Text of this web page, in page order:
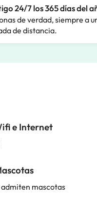
24/7 los 365 días del
de verdad, siempre a
de distancia.
e Internet
admiten mascotas